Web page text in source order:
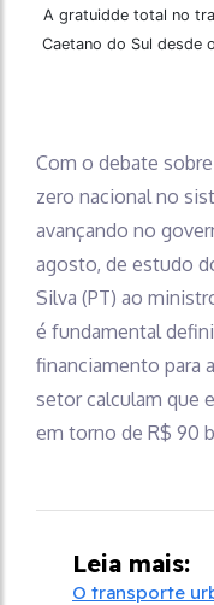
A gratuidde total no
Caetano do Sul desde
Com o debate
zero nacional no
avançando no
agosto, de estudo
Silva (PT) ao
é fundamental
financiamento para
setor calculam que
em torno de R$ 90
Leia mais:
O transporte